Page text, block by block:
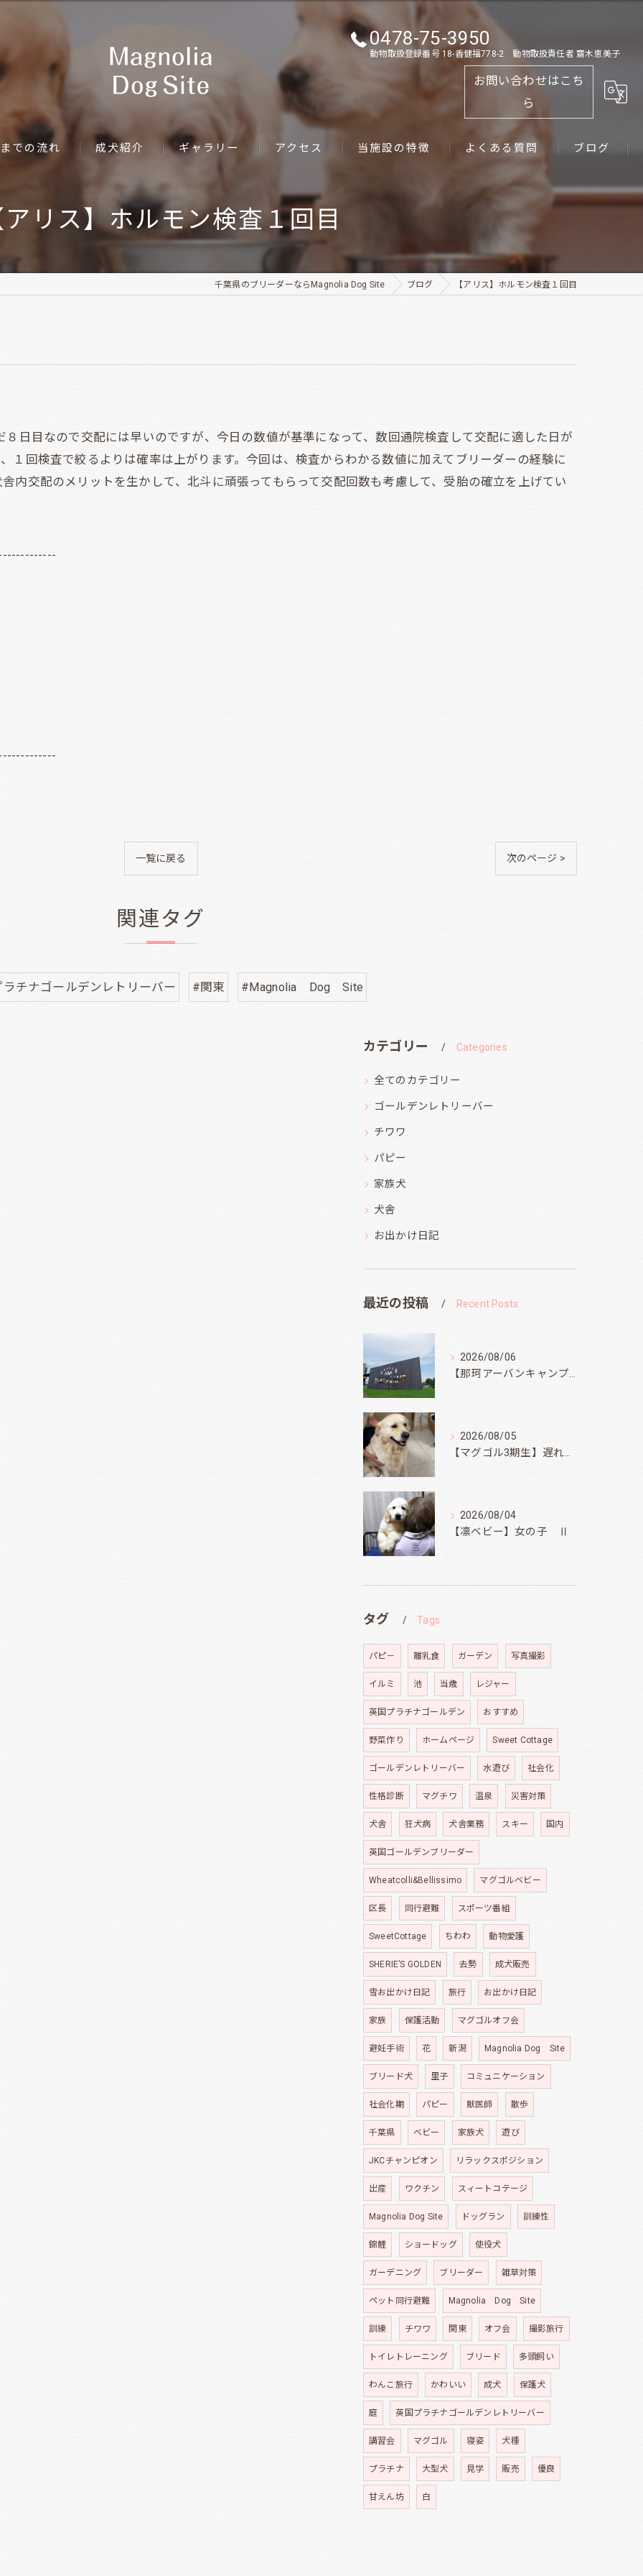
0478-75-3950
動物取扱登録番号 18-香健福778-2 動物取扱責任者 齋木恵美子
お問い合わせはこち
ら
での流れ 成犬紹介 ギャラリー アクセス 当施設の特徴
犬舎
よくある質問 ブログ
リス】ホルモン検査１回目
千葉県のブリーダーならMagnolia Dog Site ブログ 【アリス】ホルモン検査１回目
目なので交配には早いのですが、今日の数値が基準になって、数回通院検査して交配に適した日が
１回検査で絞るよりは確率は上がります。今回は、検査からわかる数値に加えてブリーダーの経験に
内交配のメリットを生かして、北斗に頑張ってもらって交配回数も考慮して、受胎の確立を上げてい
一覧に戻る 次のページ >
関連タグ
チナゴールデンレトリーバー #関東 #Magnolia Dog Site
カテゴリー Categories
全てのカテゴリー
ゴールデンレトリーバー
チワワ
パピー
家族犬
犬舎
お出かけ日記
最近の投稿 Recent Posts
2026/08/06
【那珂アーバンキャンプフィールド】
2026/08/05
【マグゴル3期生】遅ればせながら
2026/08/04
【凛ベビー】女の子 Ⅱ
タグ Tags
パピ－ 離乳食 ガーデン 写真撮影
イルミ 池 当歳 レジャー
英国プラチナゴールデン おすすめ
野菜作り ホームページ Sweet Cottage
ゴールデンレトリーバー 水遊び 社会化
性格診断 マグチワ 温泉 災害対策
犬舎 狂犬病 犬舎業務 スキー 国内
英国ゴールデンブリーダー
Wheatcolli&Bellissimo マグゴルベビー
区長 同行避難 スポーツ番組
SweetCottage ちわわ 動物愛護
SHERIE’S GOLDEN 去勢 成犬販売
雪お出かけ日記 旅行 お出かけ日記
家族 保護活動 マグゴルオフ会
避妊手術 花 新潟 Magnolia Dog Site
ブリード犬 里子 コミュニケーション
社会化期 パピー 獣医師 散歩
千葉県 ベビー 家族犬 遊び
JKCチャンピオン リラックスポジション
出産 ワクチン スィートコテージ
Magnolia Dog Site ドッグラン 訓練性
錦鯉 ショードッグ 使役犬
ガーデニング ブリーダー 雑草対策
ペット同行避難 Magnolia Dog Site
訓練 チワワ 関東 オフ会 撮影旅行
トイレトレーニング ブリード 多頭飼い
わんこ旅行 かわいい 成犬 保護犬
庭 英国プラチナゴールデンレトリーバー
講習会 マグゴル 寝姿 犬種
プラチナ 大型犬 見学 販売 優良
甘えん坊 白